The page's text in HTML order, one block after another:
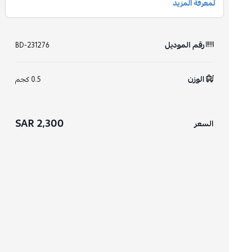
رقم الموديل BD-231276
الوزن 0.5 كجم
السعر 2,300 SAR